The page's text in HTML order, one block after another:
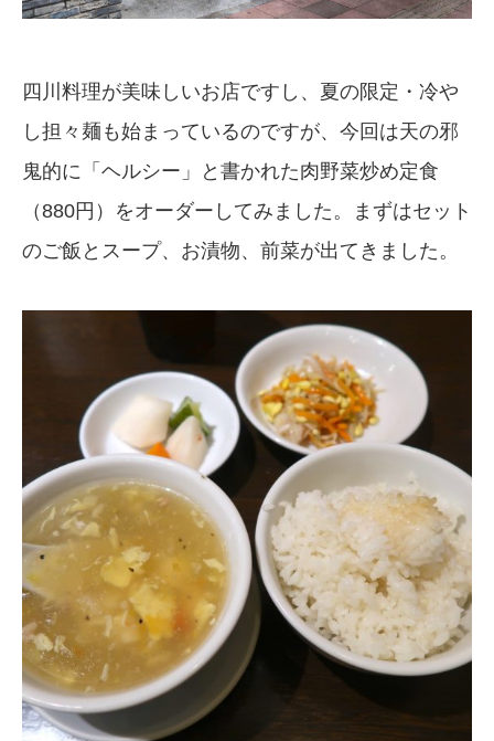
四川料理が美味しいお店ですし、夏の限定・冷や
し担々麺も始まっているのですが、今回は天の邪
鬼的に「ヘルシー」と書かれた肉野菜炒め定食
（880円）をオーダーしてみました。まずはセット
のご飯とスープ、お漬物、前菜が出てきました。